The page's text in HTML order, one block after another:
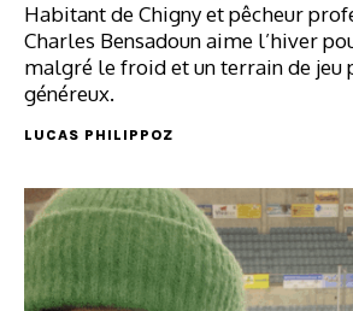
Habitant de Chigny et pêcheur
Charles Bensadoun aime l’hiver
malgré le froid et un terrain de jeu
généreux.
LUCAS PHILIPPOZ